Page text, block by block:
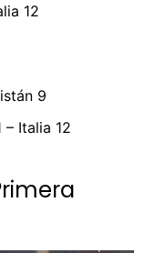
12
9
– Italia 12